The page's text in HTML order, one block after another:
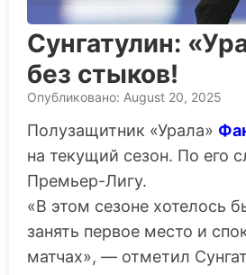
Сунгатулин:
без стыков!
Опубликовано: August 20, 2025
Полузащитник «Урала»
на текущий сезон. По его
Премьер-Лигу.
«В этом сезоне хотелось
занять первое место и
матчах», — отметил